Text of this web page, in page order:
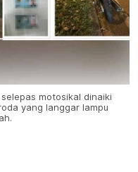
motosikal dinaiki
yang langgar lampu